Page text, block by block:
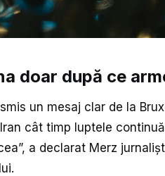
doar după ce
un mesaj clar de la
cât timp luptele
a declarat Merz